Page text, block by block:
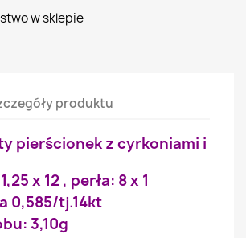
w sklepie
produktu
pierścionek z cyrkoniami i
x 12 , perła: 8 x 1
0,585/tj.14kt
3,10g